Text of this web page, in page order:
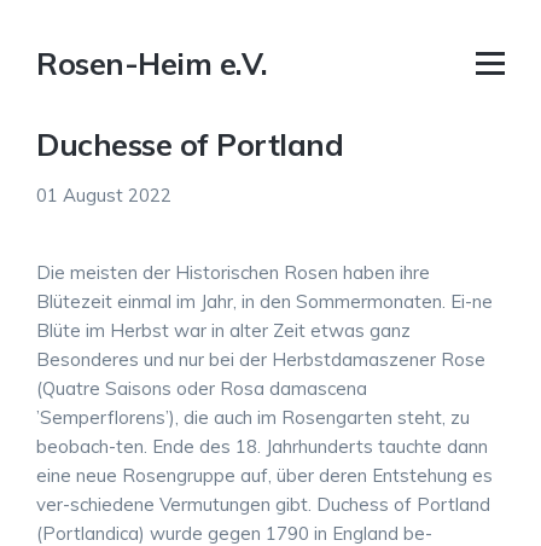
Rosen-Heim e.V.
Duchesse of Portland
01 August 2022
Die meisten der Historischen Rosen haben ihre
Blütezeit einmal im Jahr, in den Sommermonaten. Ei-ne
Blüte im Herbst war in alter Zeit etwas ganz
Besonderes und nur bei der Herbstdamaszener Rose
(Quatre Saisons oder Rosa damascena
’Semperflorens’), die auch im Rosengarten steht, zu
beobach-ten. Ende des 18. Jahrhunderts tauchte dann
eine neue Rosengruppe auf, über deren Entstehung es
ver-schiedene Vermutungen gibt. Duchess of Portland
(Portlandica) wurde gegen 1790 in England be-